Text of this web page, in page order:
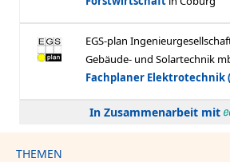
In Zusammenarbeit mit
THEMEN